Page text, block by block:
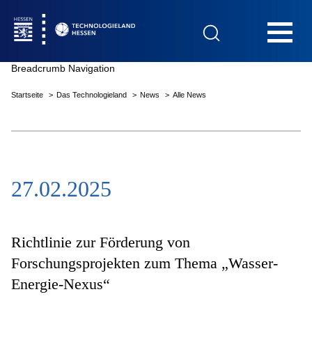
Das Technologieland
Innovationsfelder
Beratung & Förderung
Breadcrumb Navigation
Startseite Das Technologieland News Alle News
27.02.2025
Richtlinie zur Förderung von
Forschungsprojekten zum Thema „Wasser-
Energie-Nexus“